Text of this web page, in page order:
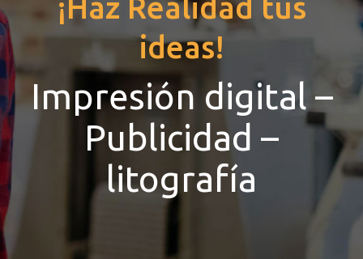
¡Haz Realidad tus
ideas!
Impresión digital –
Publicidad –
litografía